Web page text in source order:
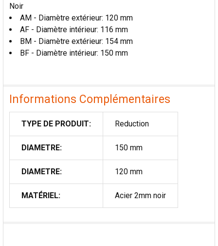
AJOUTER
LA
SÉLECTION
AU PANIER
Noir
AM - Diamètre extérieur: 120 mm
AF - Diamètre intérieur: 116 mm
BM - Diamètre extérieur: 154 mm
BF - Diamètre intérieur: 150 mm
Informations Complémentaires
TYPE DE PRODUIT: Reduction
DIAMETRE: 150 mm
DIAMETRE: 120 mm
MATÉRIEL: Acier 2mm noir